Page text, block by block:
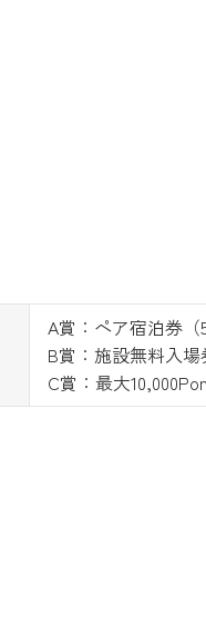
A賞：ペア宿泊券（
B賞：施設無料入場
C賞：最大